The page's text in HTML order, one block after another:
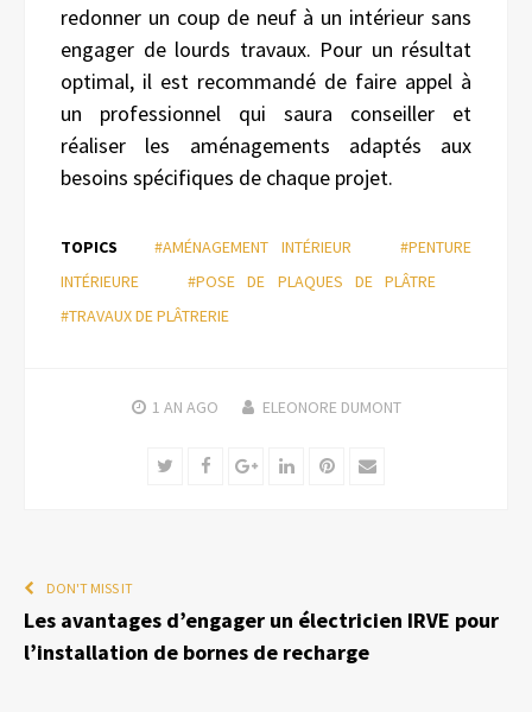
redonner un coup de neuf à un intérieur sans
engager de lourds travaux. Pour un résultat
optimal, il est recommandé de faire appel à
un professionnel qui saura conseiller et
réaliser les aménagements adaptés aux
besoins spécifiques de chaque projet.
TOPICS #AMÉNAGEMENT INTÉRIEUR
#PENTURE
INTÉRIEURE
#POSE DE PLAQUES DE PLÂTRE
#TRAVAUX DE PLÂTRERIE
1 AN AGO ELEONORE DUMONT
TwitterFacebookGoogle+LinkedInPinterest
Email
DON'T MISS IT
Les avantages d’engager un électricien IRVE pour
l’installation de bornes de recharge